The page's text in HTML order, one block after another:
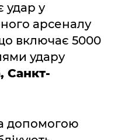
удар у
арсеналу
включає 5000
удару
Санкт-
допомогою